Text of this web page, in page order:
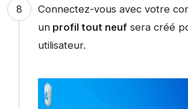
Connectez-vous avec votre
unprofil tout neufsera créé
utilisateur.